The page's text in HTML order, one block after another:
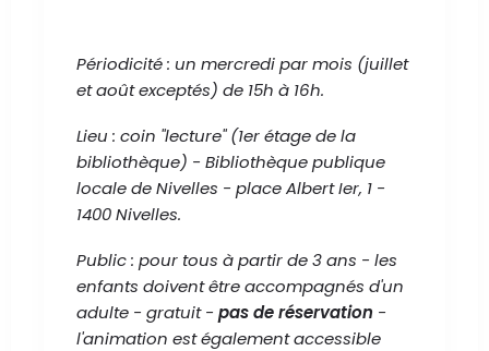
Périodicité : un mercredi par mois (juillet
et août exceptés) de 15h à 16h.
Lieu : coin "lecture" (1er étage de la
bibliothèque) - Bibliothèque publique
locale de Nivelles - place Albert Ier, 1 -
1400 Nivelles.
Public : pour tous à partir de 3 ans - les
enfants doivent être accompagnés d'un
adulte - gratuit - pas de réservation -
l'animation est également accessible